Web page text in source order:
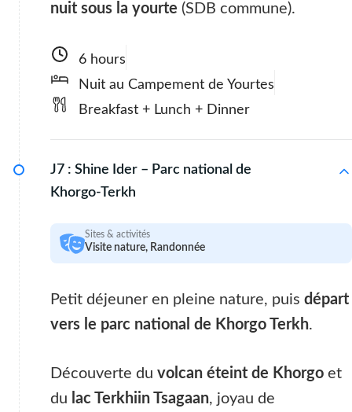
nuit sous la yourte (SDB commune).
6 hours
Nuit au Campement de Yourtes
Breakfast + Lunch + Dinner
J7 : Shine Ider – Parc national de
Khorgo-Terkh
Sites & activités
Visite nature, Randonnée
Petit déjeuner en pleine nature, puis départ
vers le parc national de Khorgo Terkh.
Découverte du volcan éteint de Khorgo et
du lac Terkhiin Tsagaan, joyau de